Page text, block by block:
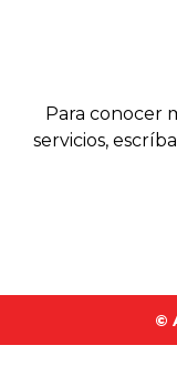
Para conocer
servicios,
©